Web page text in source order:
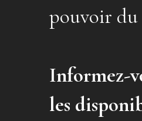
pouvoir du
Informez-
les